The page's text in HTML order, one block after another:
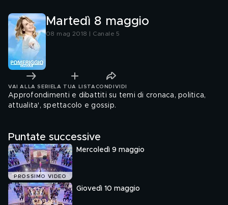
Martedì 8 maggio
08 mag 2018 | Canale 5
VAI ALLA SERIE LA TUA LISTA CONDIVIDI
Approfondimenti e dibattiti su temi di cronaca, politica,
attualita', spettacolo e gossip.
Puntate successive
PROSSIMO VIDEO
Mercoledì 9 maggio
Giovedì 10 maggio